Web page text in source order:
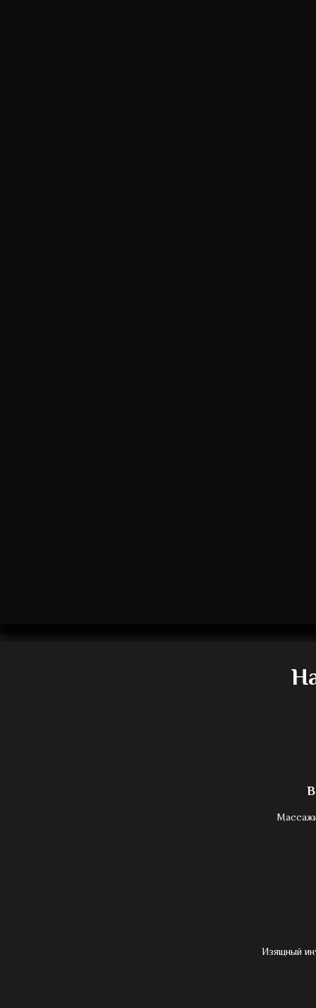
Изящный